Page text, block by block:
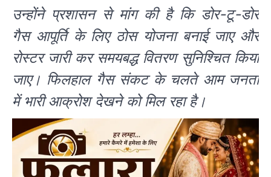
उन्होंने प्रशासन से मांग की है कि डोर-टू-डोर
गैस आपूर्ति के लिए ठोस योजना बनाई जाए और
रोस्टर जारी कर समयबद्ध वितरण सुनिश्चित किया
जाए। फिलहाल गैस संकट के चलते आम जनता
में भारी आक्रोश देखने को मिल रहा है।